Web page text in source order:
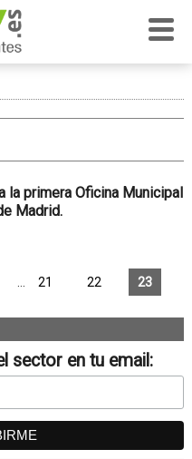
la primera Oficina Municipal
Madrid.
21 22 23
sector en tu email: